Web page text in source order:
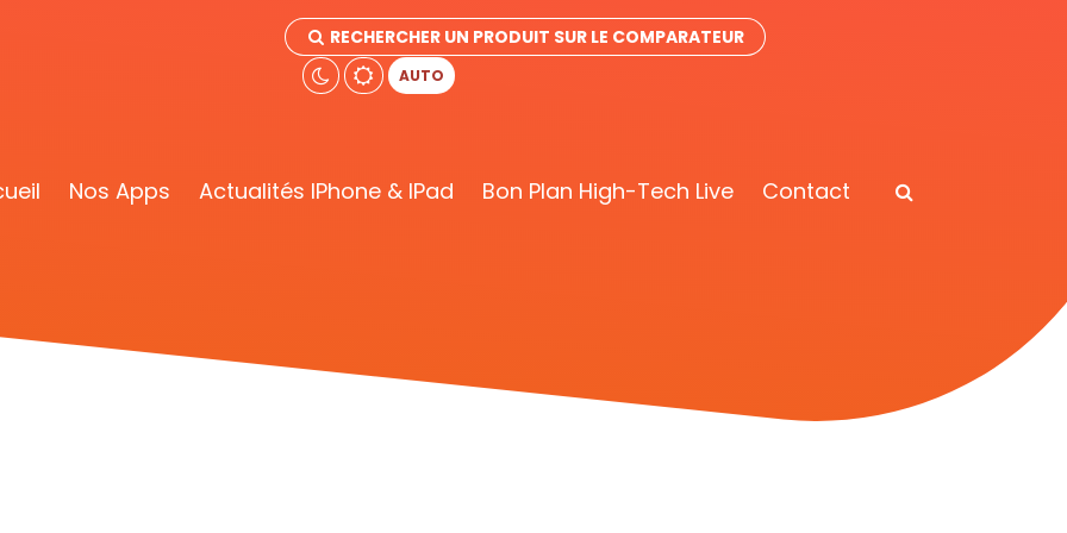
RECHERCHER UN PRODUIT SUR LE COMPARATEUR
AUTO
Nos Apps Actualités IPhone & IPad Bon Plan High-Tech Live Contact